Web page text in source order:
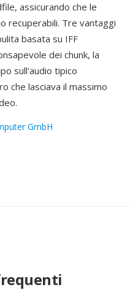
assicurando che le
recuperabili. Tre vantaggi
basata su IFF
dei chunk, la
sull'audio tipico
che lasciava il massimo
GmbH